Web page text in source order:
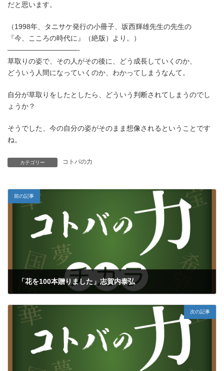
だと思います。
（1998年、タニサケ発行の小冊子、坂西輝雄先生の先生の
『今、こころの時代に』（絶版）より。）
——————————-
草取りの姿で、その人がその後に、どう成長していくのか、
どういう人間になっていくのか、わかってしまうなんて。
自分が草取りをしたとしたら、どういう判断されてしまうのでし
ょうか？
そうでした、今の自分の姿がそのまま想像されるということです
ね。
カテゴリー コトバの力
前の記事
「花を100本贈りました」志賀内泰弘
次の記事